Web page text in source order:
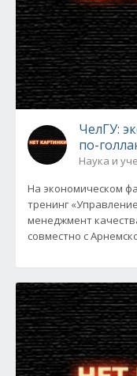
ЧелГУ:
по-
Наука и
На экономическом
тренинг
менеджмент
совместно с